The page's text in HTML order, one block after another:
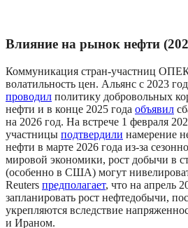
Влияние на рынок нефти
Коммуникация стран-участниц
проводил политику добровольных
нефти и в конце 2025 года объявил
на 2026 год. На встрече 1 февраля
участницы подтвердили намерение
нефти в марте 2026 года из-за
мировой экономики, рост добычи в
(особенно в США) могут
Reuters предполагает, что на апрель
запланировать рост нефтедобычи,
укрепляются вследствие
и Ираном.